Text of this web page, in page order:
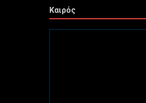
Καιρός